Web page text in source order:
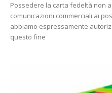
Possedere la carta fedeltà non
comunicazioni commerciali ai
abbiamo espressamente
questo fine